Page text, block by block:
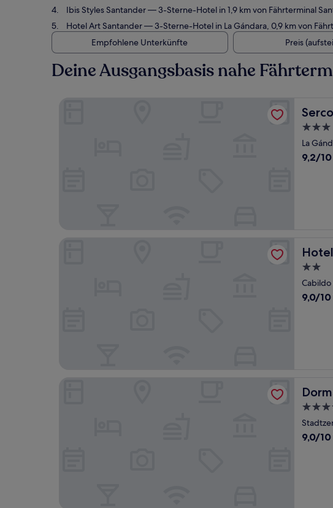
Ibis Styles Santander— 3-Sterne-Hotel in 1,9 km von Fährterminal
Hotel Art Santander— 3-Sterne-Hotel in La Gándara, 0,9 km von
Empfohlene Unterkünfte
Preis
Deine Ausgangsbasis nahe
3.0-
La
9.2
9,2/10
Hotel
2.0-
9.0
9,0/10
4.0-
9.0
9,0/10